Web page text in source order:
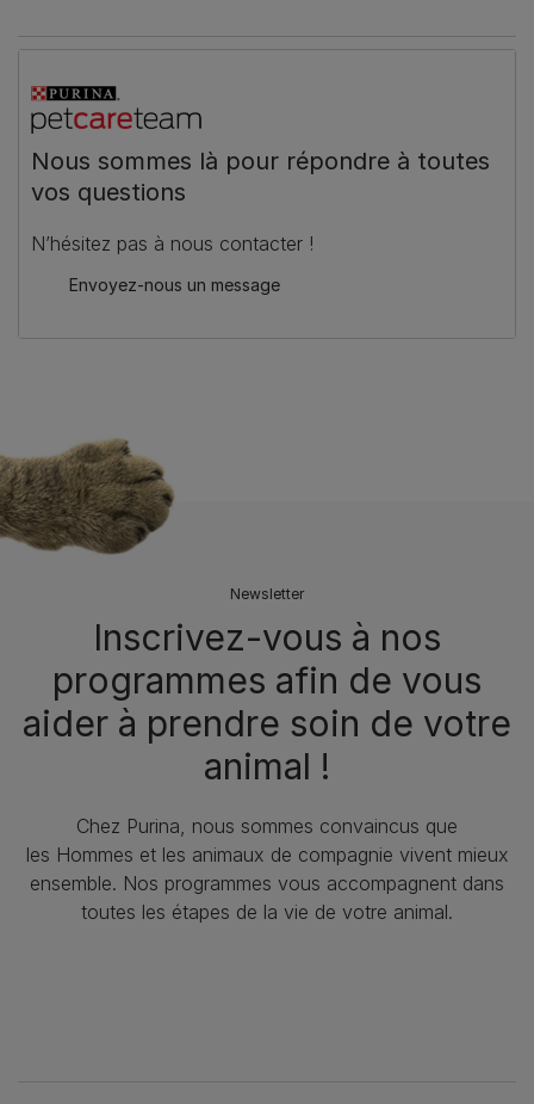
Nous sommes là pour répondre à toutes
vos questions
N’hésitez pas à nous contacter !
Envoyez-nous un message
Newsletter
Inscrivez-vous à nos
programmes afin de vous
aider à prendre soin de votre
animal !​
Chez Purina, nous sommes convaincus que
les Hommes et les animaux de compagnie vivent mieux
ensemble. Nos programmes vous accompagnent dans
toutes les étapes de la vie de votre animal.​